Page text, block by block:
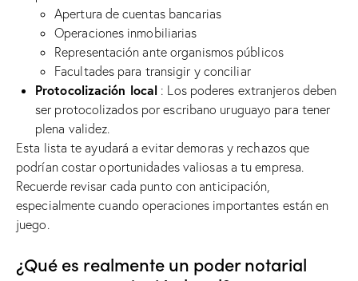
Apertura de cuentas bancarias
Operaciones inmobiliarias
Representación ante organismos públicos
Facultades para transigir y conciliar
Protocolización local : Los poderes extranjeros deben
ser protocolizados por escribano uruguayo para tener
plena validez.
Esta lista te ayudará a evitar demoras y rechazos que
podrían costar oportunidades valiosas a tu empresa.
Recuerde revisar cada punto con anticipación,
especialmente cuando operaciones importantes están en
juego.
¿Qué es realmente un poder notarial